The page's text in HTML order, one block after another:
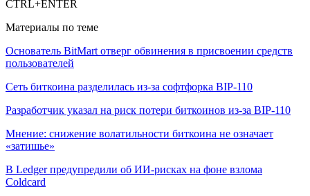
CTRL+ENTER
Материалы по теме
Основатель BitMart отверг обвинения в присвоении средств
пользователей
Сеть биткоина разделилась из-за софтфорка BIP-110
Разработчик указал на риск потери биткоинов из-за BIP-110
Мнение: снижение волатильности биткоина не означает
«затишье»
В Ledger предупредили об ИИ-рисках на фоне взлома
Coldcard